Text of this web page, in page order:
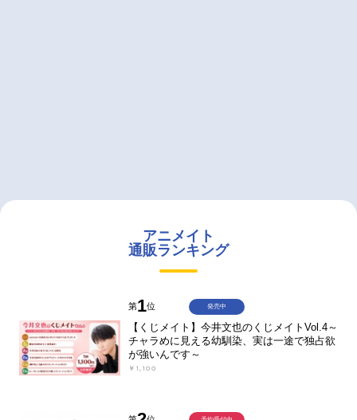
アニメイト
通販ランキング
第1位
【くじメイト】今井文也のくじメイトVol.4～
チャラめに見える幼馴染、実は一途で独占欲
が強いんです～
￥1,100
発売中